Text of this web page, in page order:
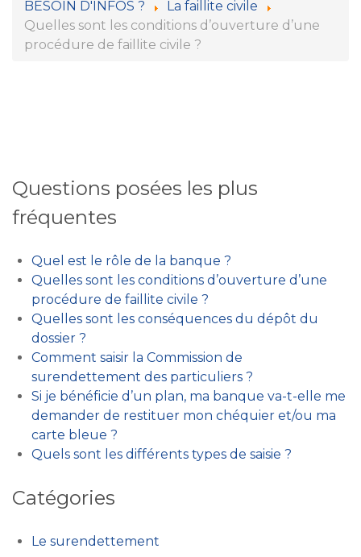
BESOIN D'INFOS ?
La faillite civile
Quelles sont les conditions d’ouverture d’une
procédure de faillite civile ?
Questions posées les plus
fréquentes
Quel est le rôle de la banque ?
Quelles sont les conditions d’ouverture d’une
procédure de faillite civile ?
Quelles sont les conséquences du dépôt du
dossier ?
Comment saisir la Commission de
surendettement des particuliers ?
Si je bénéficie d’un plan, ma banque va-t-elle me
demander de restituer mon chéquier et/ou ma
carte bleue ?
Quels sont les différents types de saisie ?
Catégories
Le surendettement